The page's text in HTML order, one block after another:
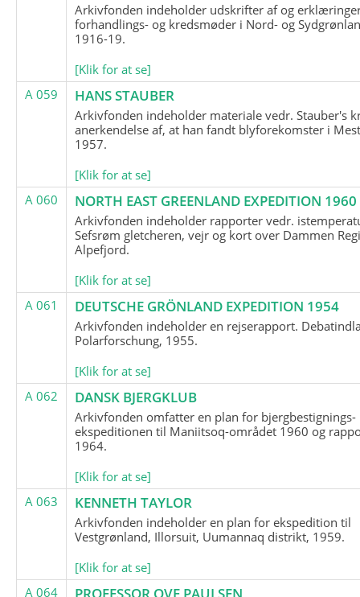
Arkivfonden indeholder udskrifter af og
forhandlings- og kredsmøder i Nord- og
1916-19.
[Klik for at se]
A 059
HANS STAUBER
Arkivfonden indeholder materiale vedr. Stauber's
anerkendelse af, at han fandt blyforekomster i
1957.
[Klik for at se]
A 060
NORTH EAST GREENLAND EXPEDITION 1960
Arkivfonden indeholder rapporter vedr.
Sefsrøm gletcheren, vejr og kort over Dammen
Alpefjord.
[Klik for at se]
A 061
DEUTSCHE GRÖNLAND EXPEDITION 1954
Arkivfonden indeholder en rejserapport.
Polarforschung, 1955.
[Klik for at se]
A 062
DANSK BJERGKLUB
Arkivfonden omfatter en plan for bjergbestignings-
ekspeditionen til Maniitsoq-området 1960 og
1964.
[Klik for at se]
A 063
KENNETH TAYLOR
Arkivfonden indeholder en plan for ekspedition til
Vestgrønland, Illorsuit, Uumannaq distrikt, 1959.
[Klik for at se]
A 064
PROFESSOR OVE PAULSEN